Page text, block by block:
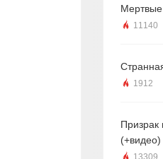
11140
1912
Призрак
(+видео)
13309